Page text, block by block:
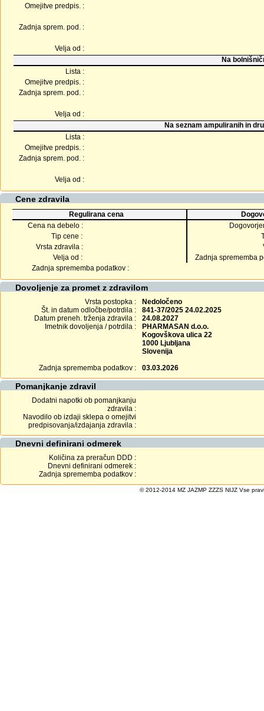
Omejitve predpis. :
Zadnja sprem. pod. :
Velja od :
Na
Lista :
Omejitve predpis. :
Zadnja sprem. pod. :
Velja od :
Na seznam ampuliranih in
Lista :
Omejitve predpis. :
Zadnja sprem. pod. :
Velja od :
Cene zdravila
Regulirana cena
Cena na debelo :
Tip cene :
Vrsta zdravila :
Velja od :
Zadnja sprememba
Zadnja sprememba podatkov :
Dovoljenje za promet z zdravilom
Vrsta postopka :
Nedoločeno
Št. in datum odločbe/potrdila :
841-37/2025 24.02.2025
Datum preneh. trženja zdravila :
24.08.2027
Imetnik dovoljenja / potrdila :
PHARMASAN d.o.o.
Kogovškova ulica 22
1000 Ljubljana
Slovenija
Zadnja sprememba podatkov :
03.03.2026
Pomanjkanje zdravil
Dodatni napotki ob pomanjkanju
zdravila :
Navodilo ob izdaji sklepa o omejitvi
predpisovanja/izdajanja zdravila :
Dnevni definirani odmerek
Količina za preračun DDD :
Dnevni definirani odmerek :
Zadnja sprememba podatkov :
© 2012-2014 MZ JAZMP ZZZS NIJZ Vse